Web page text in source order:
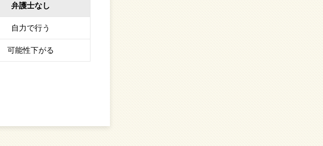
弁護士なし
自力で行う
可能性下がる